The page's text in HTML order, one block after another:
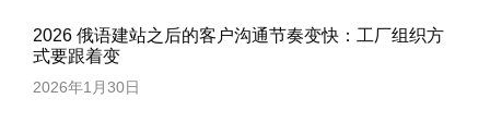
2026 俄语建站之后的客户沟通节奏变快：工厂组织方
式要跟着变
2026年1月30日